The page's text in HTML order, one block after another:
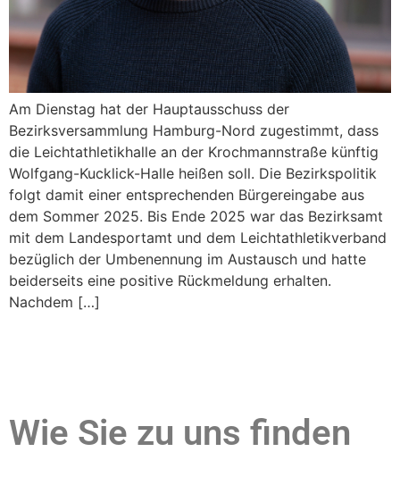
Am Dienstag hat der Hauptausschuss der
Bezirksversammlung Hamburg-Nord zugestimmt, dass
die Leichtathletikhalle an der Krochmannstraße künftig
Wolfgang-Kucklick-Halle heißen soll. Die Bezirkspolitik
folgt damit einer entsprechenden Bürgereingabe aus
dem Sommer 2025. Bis Ende 2025 war das Bezirksamt
mit dem Landesportamt und dem Leichtathletikverband
bezüglich der Umbenennung im Austausch und hatte
beiderseits eine positive Rückmeldung erhalten.
Nachdem […]
Wie Sie zu uns finden